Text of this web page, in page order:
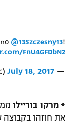
@13Szczesny13!
FnU4GFDbN2
— JuventusFC (@juventusfc)
July 18, 2017
* מרקו בוריילו
את חוזהו בקבוצה עד